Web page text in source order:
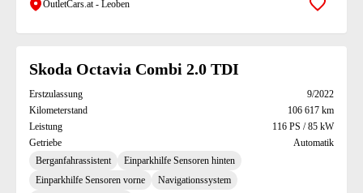
OutletCars.at - Leoben Zur
Skoda Octavia Combi 2.0 TDI
Erstzulassung
9/2022
Kilometerstand
106 617 km
Leistung
116 PS / 85 kW
Getriebe
Automatik
Berganfahrassistent
Einparkhilfe Sensoren hinten
Einparkhilfe Sensoren vorne
Navigationssystem